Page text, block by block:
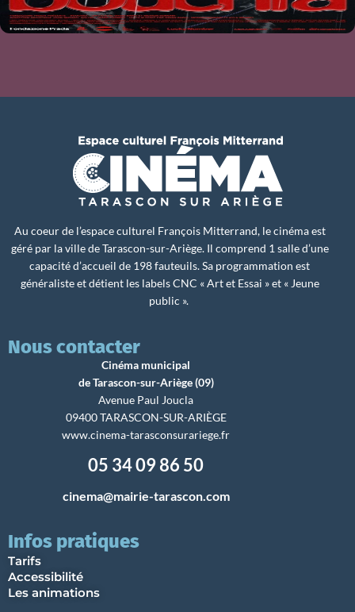
Au coeur de l’espace culturel François Mitterrand, le cinéma est
géré par la ville de Tarascon-sur-Ariège. Il comprend 1 salle d’une
capacité d’accueil de 198 fauteuils. Sa programmation est
généraliste et détient les labels CNC « Art et Essai » et « Jeune
public ».
Nous contacter
Cinéma municipal
de Tarascon-sur-Ariège (09)
Avenue Paul Joucla
09400 TARASCON-SUR-ARIÈGE
www.cinema-tarasconsurariege.fr
05 34 09 86 50
cinema@mairie-tarascon.com
Infos pratiques
Tarifs
Accessibilité
Les animations